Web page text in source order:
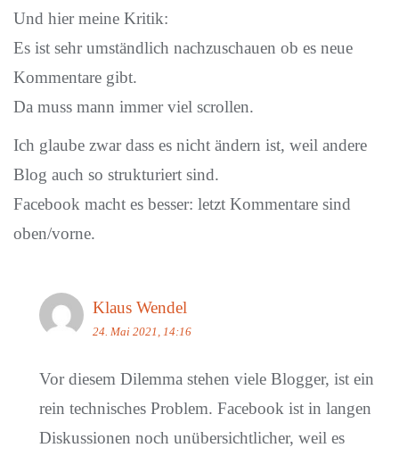
Und hier meine Kritik:
Es ist sehr umständlich nachzuschauen ob es neue
Kommentare gibt.
Da muss mann immer viel scrollen.
Ich glaube zwar dass es nicht ändern ist, weil andere
Blog auch so strukturiert sind.
Facebook macht es besser: letzt Kommentare sind
oben/vorne.
Klaus Wendel
24. Mai 2021, 14:16
Vor diesem Dilemma stehen viele Blogger, ist ein
rein technisches Problem. Facebook ist in langen
Diskussionen noch unübersichtlicher, weil es